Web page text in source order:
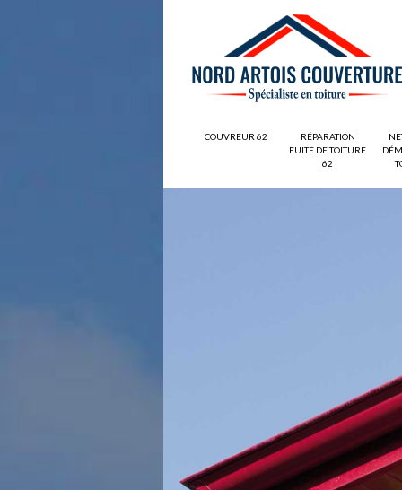
COUVREUR 62
RÉPARATION
FUITE DE TOITURE
62